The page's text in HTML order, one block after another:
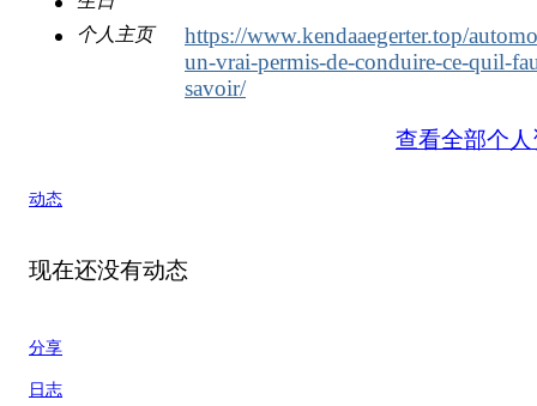
个人主页
https://www.kendaaegerter.top/
un-vrai-permis-de-conduire-ce-quil-
savoir/
查看全部个
动态
现在还没有动态
分享
日志